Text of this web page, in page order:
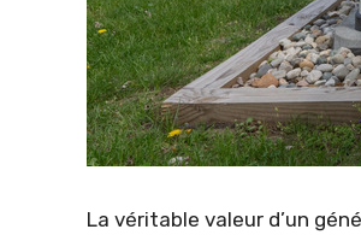
La véritable valeur d’un